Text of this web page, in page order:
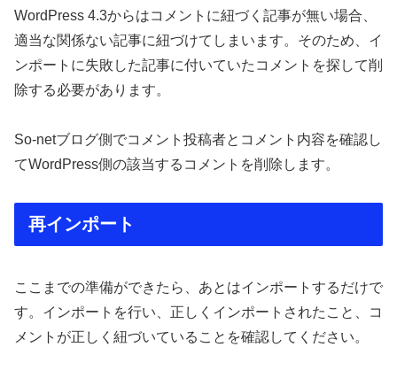
WordPress 4.3からはコメントに紐づく記事が無い場合、
適当な関係ない記事に紐づけてしまいます。そのため、イ
ンポートに失敗した記事に付いていたコメントを探して削
除する必要があります。
So-netブログ側でコメント投稿者とコメント内容を確認し
てWordPress側の該当するコメントを削除します。
再インポート
ここまでの準備ができたら、あとはインポートするだけで
す。インポートを行い、正しくインポートされたこと、コ
メントが正しく紐づいていることを確認してください。